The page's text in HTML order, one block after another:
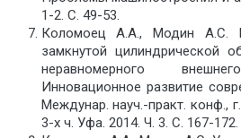
1-2. С. 49-53.
Коломоец А.А., Модин А.С.
замкнутой цилиндрической
неравномерного
Инновационное развитие
Междунар. науч.-практ. конф.,
3-х ч. Уфа. 2014. Ч. 3. С. 167-172.